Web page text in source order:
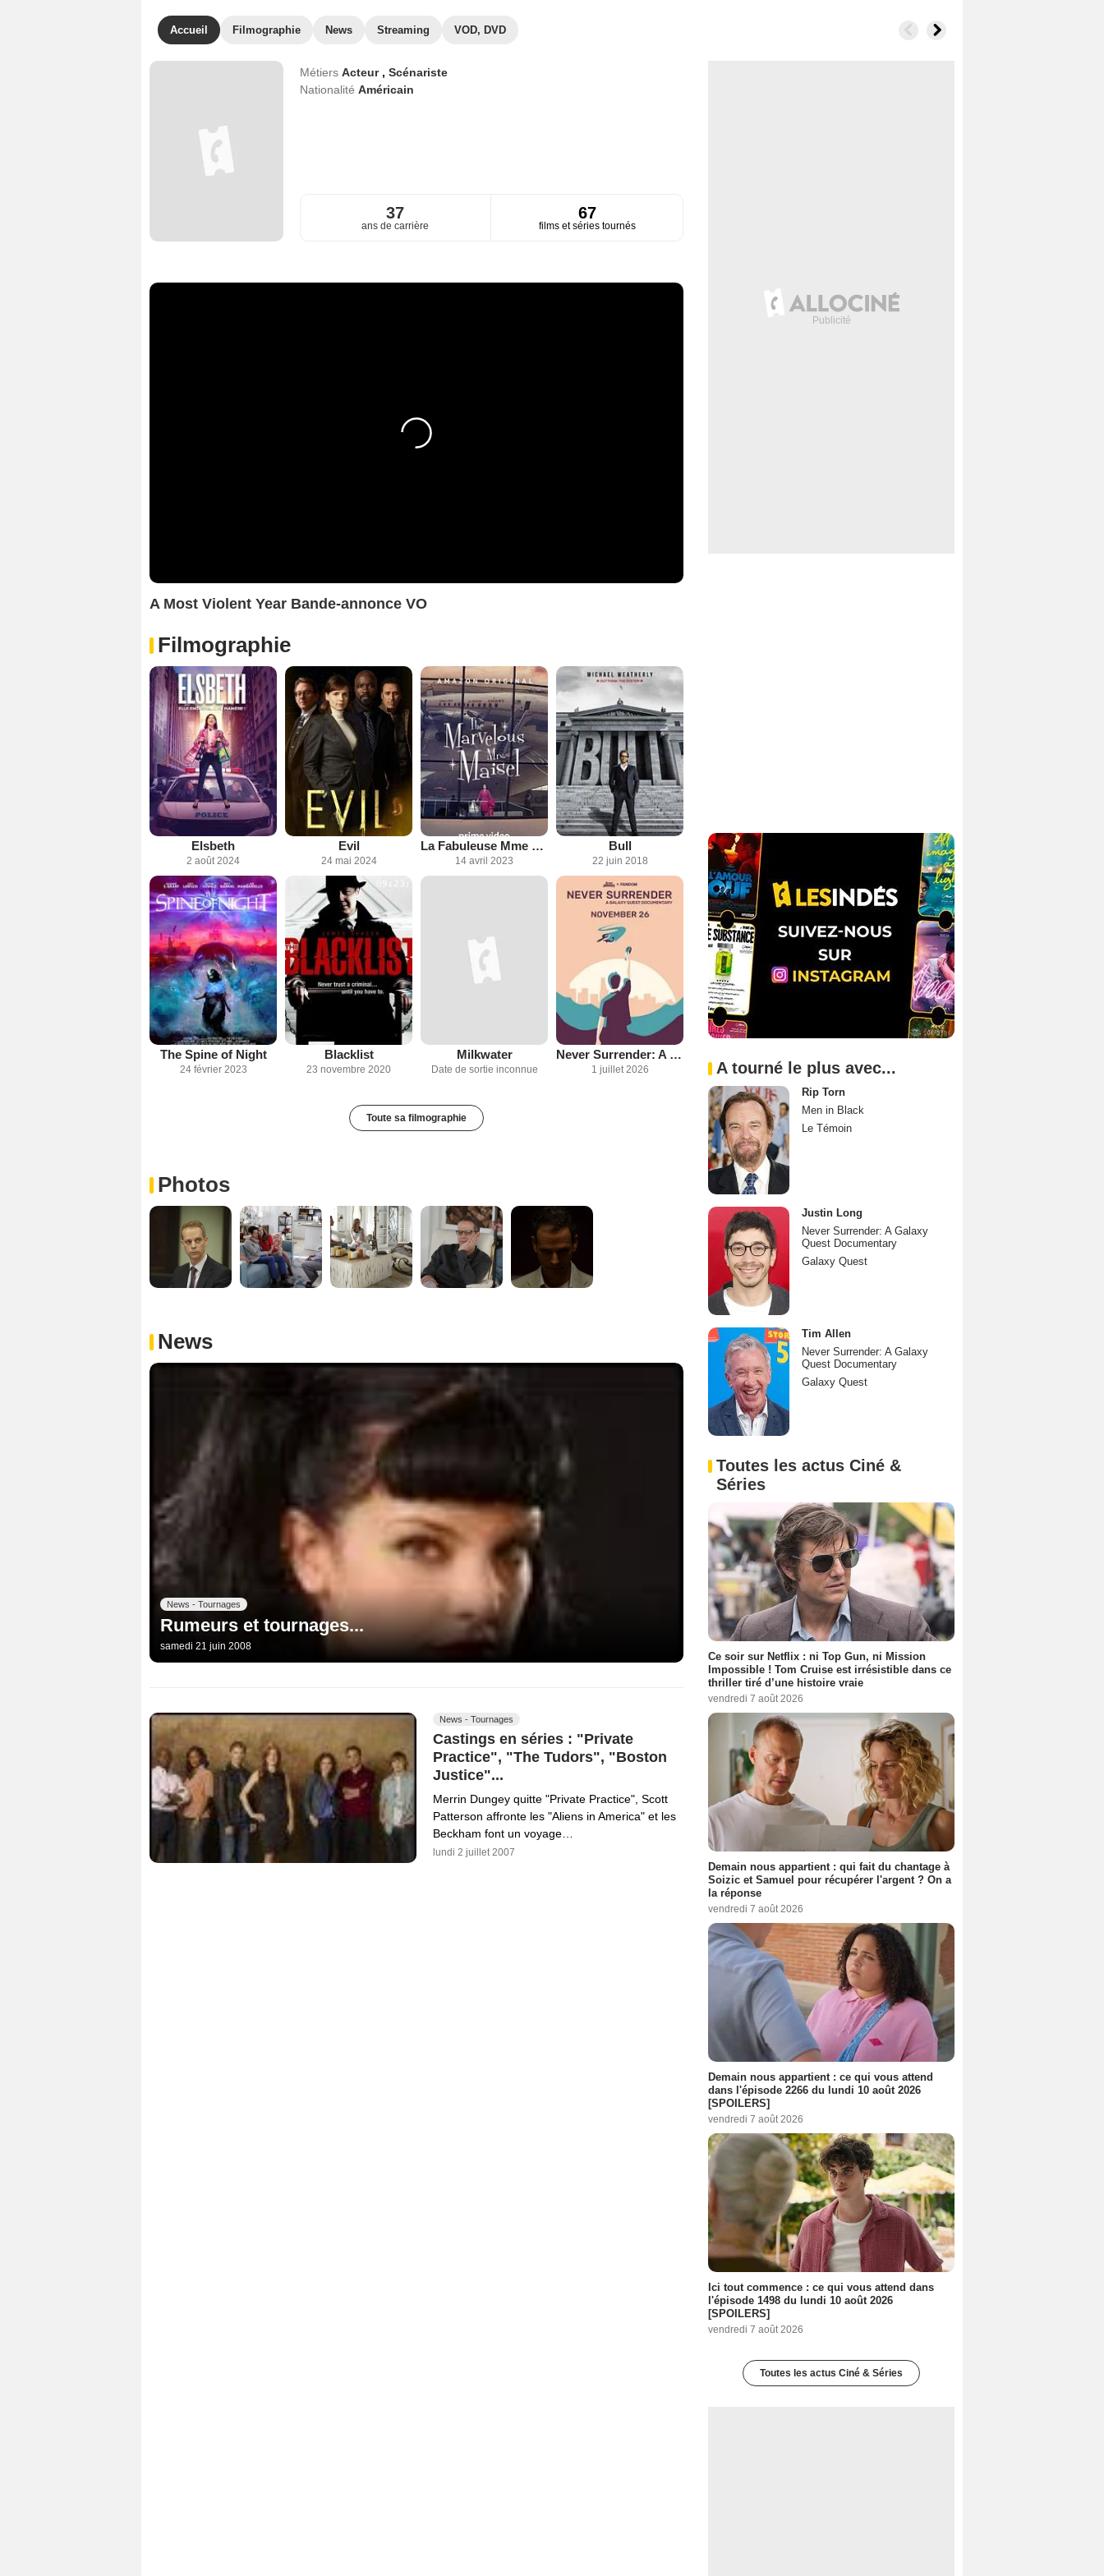
Accueil Filmographie News Streaming VOD, DVD
Métiers Acteur , Scénariste
Nationalité Américain
37
ans de carrière
67
films et séries tournés
A Most Violent Year Bande-annonce VO
Filmographie
Elsbeth
2 août 2024
Evil
24 mai 2024
La Fabuleuse Mme Maisel
14 avril 2023
Bull
22 juin 2018
The Spine of Night
24 février 2023
Blacklist
23 novembre 2020
Milkwater
Date de sortie inconnue
Never Surrender: A Galaxy Quest Documentary
1 juillet 2026
Toute sa filmographie
Photos
News
News - Tournages
Rumeurs et tournages...
samedi 21 juin 2008
News - Tournages
Castings en séries : "Private
Practice", "The Tudors", "Boston
Justice"...
Merrin Dungey quitte "Private Practice", Scott
Patterson affronte les "Aliens in America" et les
Beckham font un voyage…
lundi 2 juillet 2007
A tourné le plus avec...
Rip Torn
Men in Black
Le Témoin
Justin Long
Never Surrender: A Galaxy
Quest Documentary
Galaxy Quest
Tim Allen
Never Surrender: A Galaxy
Quest Documentary
Galaxy Quest
Toutes les actus Ciné &
Séries
Ce soir sur Netflix : ni Top Gun, ni Mission
Impossible ! Tom Cruise est irrésistible dans ce
thriller tiré d’une histoire vraie
vendredi 7 août 2026
Demain nous appartient : qui fait du chantage à
Soizic et Samuel pour récupérer l'argent ? On a
la réponse
vendredi 7 août 2026
Demain nous appartient : ce qui vous attend
dans l'épisode 2266 du lundi 10 août 2026
[SPOILERS]
vendredi 7 août 2026
Ici tout commence : ce qui vous attend dans
l'épisode 1498 du lundi 10 août 2026
[SPOILERS]
vendredi 7 août 2026
Toutes les actus Ciné & Séries